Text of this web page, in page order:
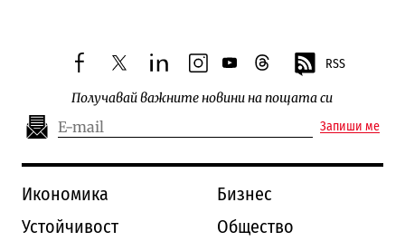
facebooktwitterlinkedininstagram
youtubethreads RSS
Получавай важните новини на пощата си
Запиши ме
Икономика
Бизнес
Устойчивост
Общество